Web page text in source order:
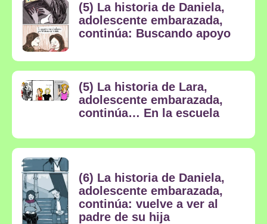
(5) La historia de Daniela,
adolescente embarazada,
continúa: Buscando apoyo
(5) La historia de Lara,
adolescente embarazada,
continúa… En la escuela
(6) La historia de Daniela,
adolescente embarazada,
continúa: vuelve a ver al
padre de su hija